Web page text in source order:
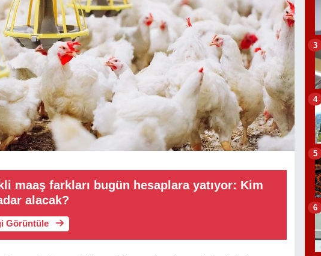
maaş farkları bugün hesaplara yatıyor: Kim
alacak?
Görüntüle
3
4
5
6